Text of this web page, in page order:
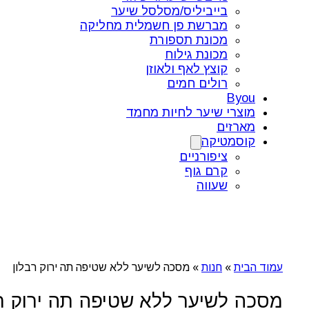
בייביליס/מסלסל שיער
מברשת פן חשמלית מחליקה
מכונת תספורת
מכונת גילוח
קוצץ לאף ולאוזן
רולים חמים
Byou
מוצרי שיער לחיות מחמד
מארזים
קוסמטיקה
ציפורניים
קרם גוף
שעווה
עמוד הבית » חנות » מסכה לשיער ללא שטיפה תה ירוק רבלון
מסכה לשיער ללא שטיפה תה ירוק